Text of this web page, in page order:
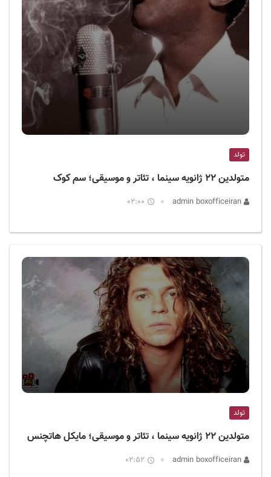
تولد
متولدین ۲۲ ژانویه سینما ، تئاتر و موسیقی؛ سم کوک
02:00
تولد
متولدین ۲۲ ژانویه سینما ، تئاتر و موسیقی؛ مایکل هاتچنس
02:52